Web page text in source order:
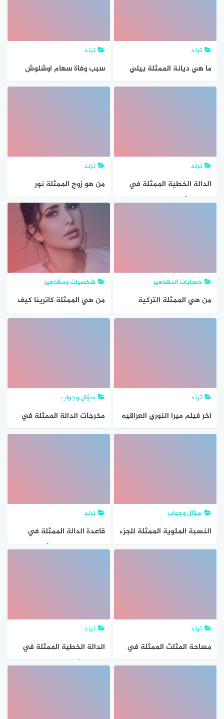
ترند
ما هي ديانة الممثلة بيلي
إيليش؟
ترند
سبب وفاة سهام اوشلوش
الممثلة الجزائرية
ترند
الدالة الخطية الممثلة في
الجدول أدناه تصور تغيرًا
ترند
من هو زوج الممثلة نور
حسابات المشاهير
من هي الممثلة التركية
بيجي اونال السيرة الذاتية
شخصيات ومشاهير
من هي الممثلة كاترينا كيف
السيرة الذاتية ويكيبيديا
ترند
اخر فيلم ميرا النوري العراقيه
2023 Mira Al Nouri اون لاين
سؤال وجواب
مخرجات الدالة الممثلة في
الجدول المجاور هي
سؤال وجواب
النسبة المئوية الممثلة للجزء
المظلل في المربع المقابل
ترند
قاعدة الدالة الممثلة في
الجدول الآتي هي أ) س+٢ ب)
ترند
مساحة المثلث الممثلة في
الرسم تساوي
ترند
الدالة الخطية الممثلة في
الجدول أدناه تشكل تغيرًا